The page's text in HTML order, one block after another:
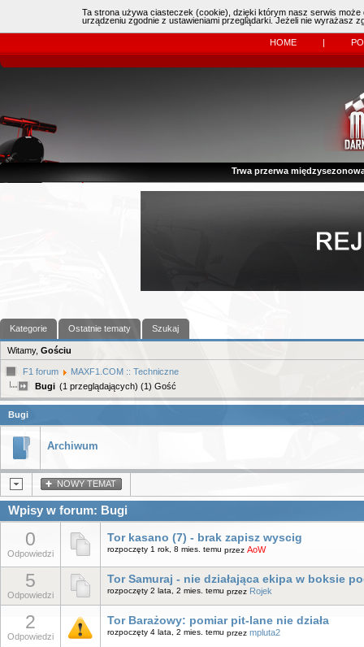
| Kierowcy: 11483dzisiaj: (0)
Online:
HOME |
Trwa przerwa
Kategorie Ostatnie tematy Szukaj
Witamy, Gościu
F1 forum
MAXF1.COM :: Techniczne
Bugi (1 przeglądających) (1) Gość
Bugi
Archiwum
NOWY TEMAT
Wpisy w forum: Bugi
0
Odpowiedzi
Tor kasano (7) - brak zapisz wyscig
rozpoczęty 1 rok, 8 mies. temu przez AoW
5
Odpowiedzi
Tor Samuraj - nie działająca ekipa w boksie
rozpoczęty 2 lata, 2 mies. temu przez Rojek
2
Odpowiedzi
Tor Barażowy: pomiar pit-lane nie działa
rozpoczęty 4 lata, 2 mies. temu przez mpluta2
Ta strona używa ciasteczek (cookie), dzięki którym nasz serwis
urządzeniu zgodnie z ustawieniami przeglądarki. Jeżeli nie wyrażasz